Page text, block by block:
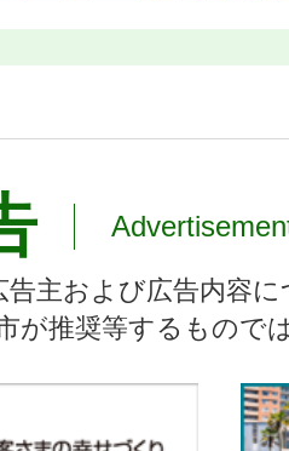
告主および広告内容
が推奨等するもので